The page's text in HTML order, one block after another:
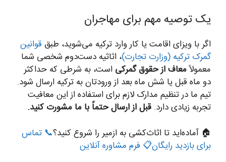
یک توصیه مهم برای مهاجران
اگر با ویزای اقامت یا کار وارد ترکیه می‌شوید، طبق قوانین
گمرک ترکیه (وزارت تجارت)، اثاثیه دست‌دوم شخصی شما
معمولاًمعاف از حقوق گمرکی است، به شرطی که حداکثر
دو ماه قبل یا شش ماه بعد از ورودتان به ترکیه ارسال شود.
تیم ما در تنظیم مدارک لازم برای استفاده از این معافیت
تجربه زیادی دارد. قبل از ارسال حتماً با ما مشورت کنید.
🏠 آماده‌اید تا اثاث‌کشی به ازمیر را شروع کنید؟📞 تماس
برای بازدید رایگان📋 فرم مشاوره آنلاین